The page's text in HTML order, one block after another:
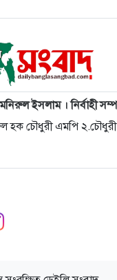
ইসলাম । নির্বাহী
হক চৌধুরী এমপি